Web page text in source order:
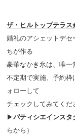
ザ・ヒルトップテラス
婚礼のアシェットデ
ちが作る
豪華なかき氷は、唯一
不定期で実施、予約
ォローして
チェックしてみてくだ
▶パティシエインスタ
らから）